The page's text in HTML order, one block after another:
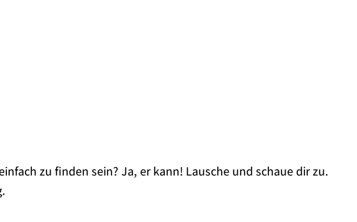
zu finden sein? Ja, er kann! Lausche und schaue dir zu.